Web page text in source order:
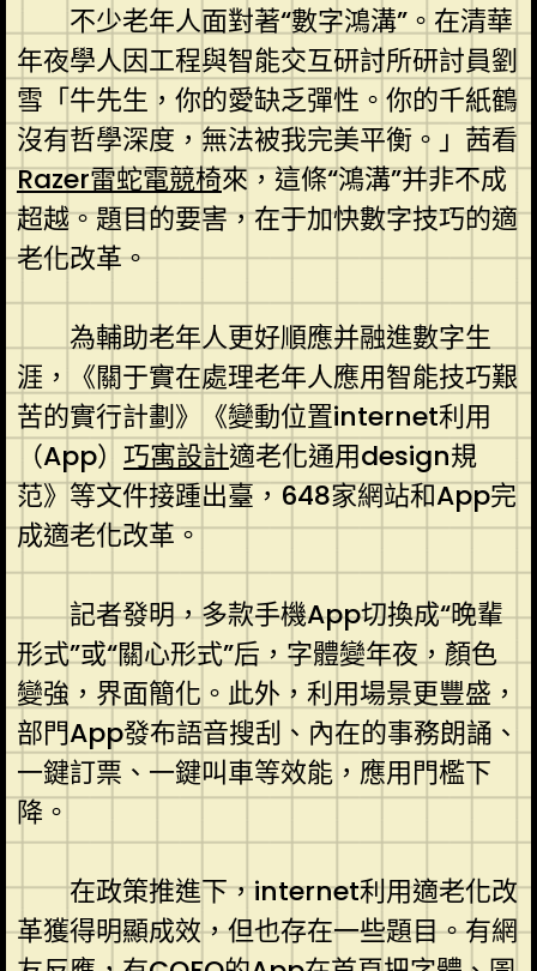
不少老年人面對著“數字鴻溝”。在清華
年夜學人因工程與智能交互研討所研討員劉
雪「牛先生，你的愛缺乏彈性。你的千紙鶴
沒有哲學深度，無法被我完美平衡。」茜看
Razer雷蛇電競椅來，這條“鴻溝”并非不成
超越。題目的要害，在于加快數字技巧的適
老化改革。
為輔助老年人更好順應并融進數字生
涯，《關于實在處理老年人應用智能技巧艱
苦的實行計劃》《變動位置internet利用
（App） 巧寓設計適老化通用design規
范》等文件接踵出臺，648家網站和App完
成適老化改革。
記者發明，多款手機App切換成“晚輩
形式”或“關心形式”后，字體變年夜，顏色
變強，界面簡化。此外，利用場景更豐盛，
部門App發布語音搜刮、內在的事務朗誦、
一鍵訂票、一鍵叫車等效能，應用門檻下
降。
在政策推進下，internet利用適老化改
革獲得明顯成效，但也存在一些題目。有網